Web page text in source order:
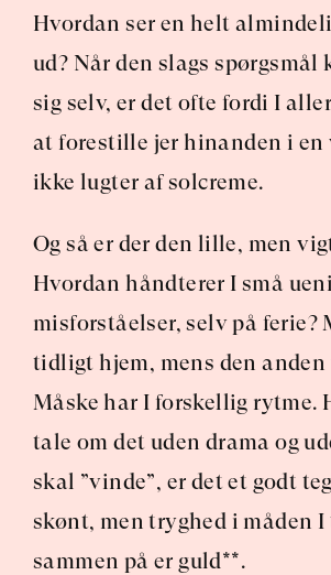
Hvordan ser en helt
ud? Når den slags spørgsmål
sig selv, er det ofte fordi I
at forestille jer hinanden i en
ikke lugter af solcreme.
Og så er der den lille, men
Hvordan håndterer I små
misforståelser, selv på ferie?
tidligt hjem, mens den
Måske har I forskellig rytme.
tale om det uden drama og
skal ”vinde”, er det et godt
skønt, men tryghed i måden I
sammen på er guld**.